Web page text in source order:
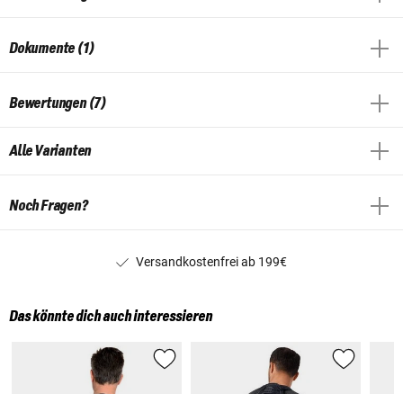
Dokumente (1)
Bewertungen (7)
Alle Varianten
Noch Fragen?
Versandkostenfrei ab 199€
Das könnte dich auch interessieren